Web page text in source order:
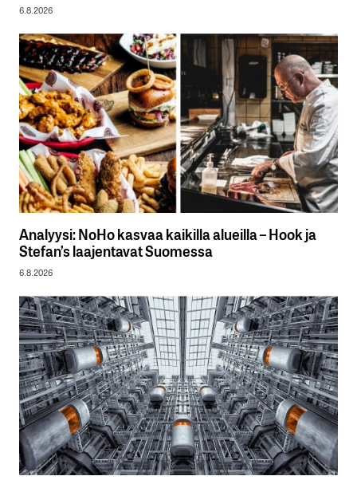
6.8.2026
Analyysi: NoHo kasvaa kaikilla alueilla – Hook ja
Stefan’s laajentavat Suomessa
6.8.2026